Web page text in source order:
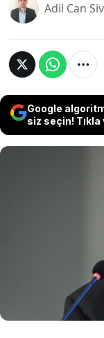
Adil Can
Google
siz seçin! Tıkla